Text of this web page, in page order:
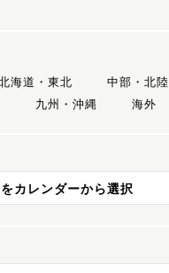
海道・東北
中部・北陸
九州・沖縄 海外
をカレンダーから選択